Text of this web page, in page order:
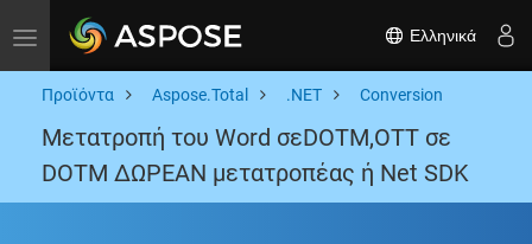
Toggle navigation Ελληνικά
Προϊόντα Aspose.Total .NET Conversion
Μετατροπή του Word σεDOTM,OTT σε
DOTM ΔΩΡΕΑΝ μετατροπέας ή Net SDK